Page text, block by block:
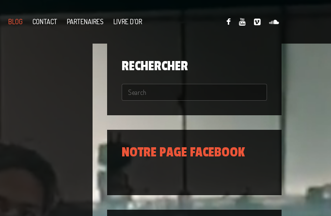
BLOG CONTACT PARTENAIRES LIVRE D’OR
RECHERCHER
NOTRE PAGE FACEBOOK